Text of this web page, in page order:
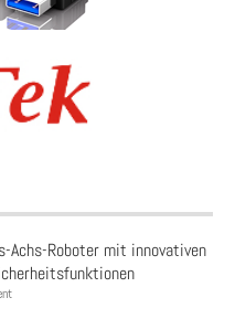
Achs-Roboter mit innovativen